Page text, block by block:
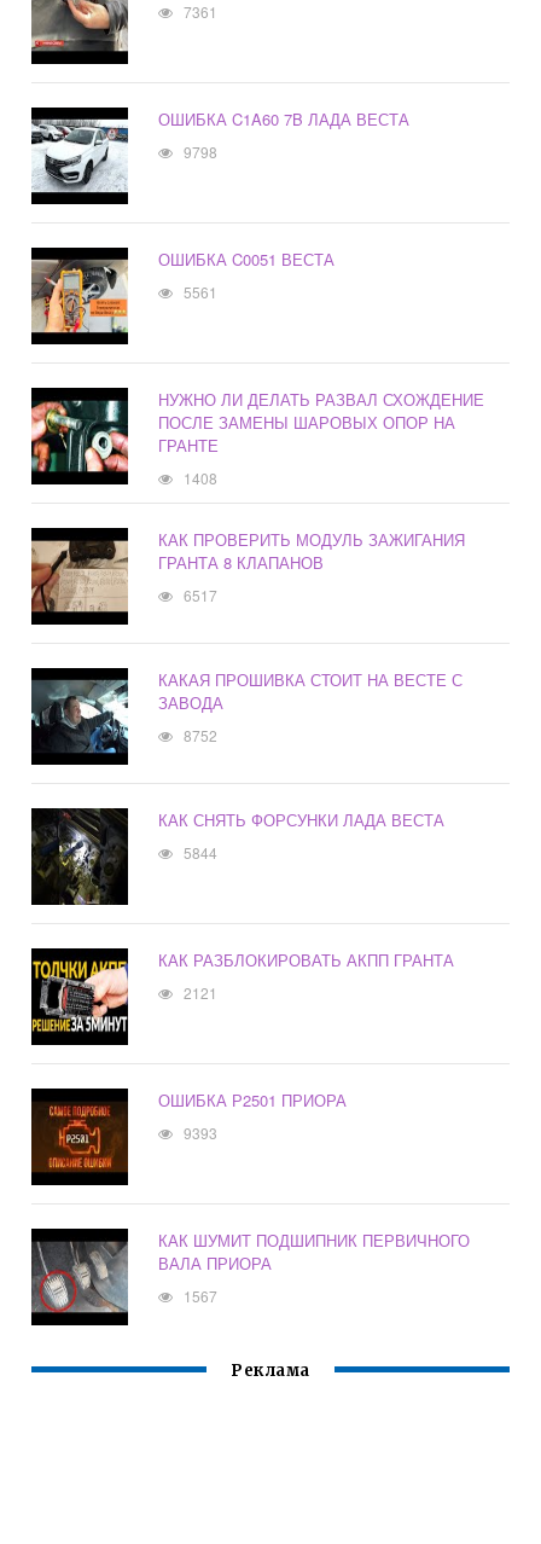
7361
ОШИБКА C1A60 7B ЛАДА ВЕСТА
9798
ОШИБКА C0051 ВЕСТА
5561
НУЖНО ЛИ ДЕЛАТЬ РАЗВАЛ СХОЖДЕНИЕ
ПОСЛЕ ЗАМЕНЫ ШАРОВЫХ ОПОР НА
ГРАНТЕ
1408
КАК ПРОВЕРИТЬ МОДУЛЬ ЗАЖИГАНИЯ
ГРАНТА 8 КЛАПАНОВ
6517
КАКАЯ ПРОШИВКА СТОИТ НА ВЕСТЕ С
ЗАВОДА
8752
КАК СНЯТЬ ФОРСУНКИ ЛАДА ВЕСТА
5844
КАК РАЗБЛОКИРОВАТЬ АКПП ГРАНТА
2121
ОШИБКА Р2501 ПРИОРА
9393
КАК ШУМИТ ПОДШИПНИК ПЕРВИЧНОГО
ВАЛА ПРИОРА
1567
Реклама